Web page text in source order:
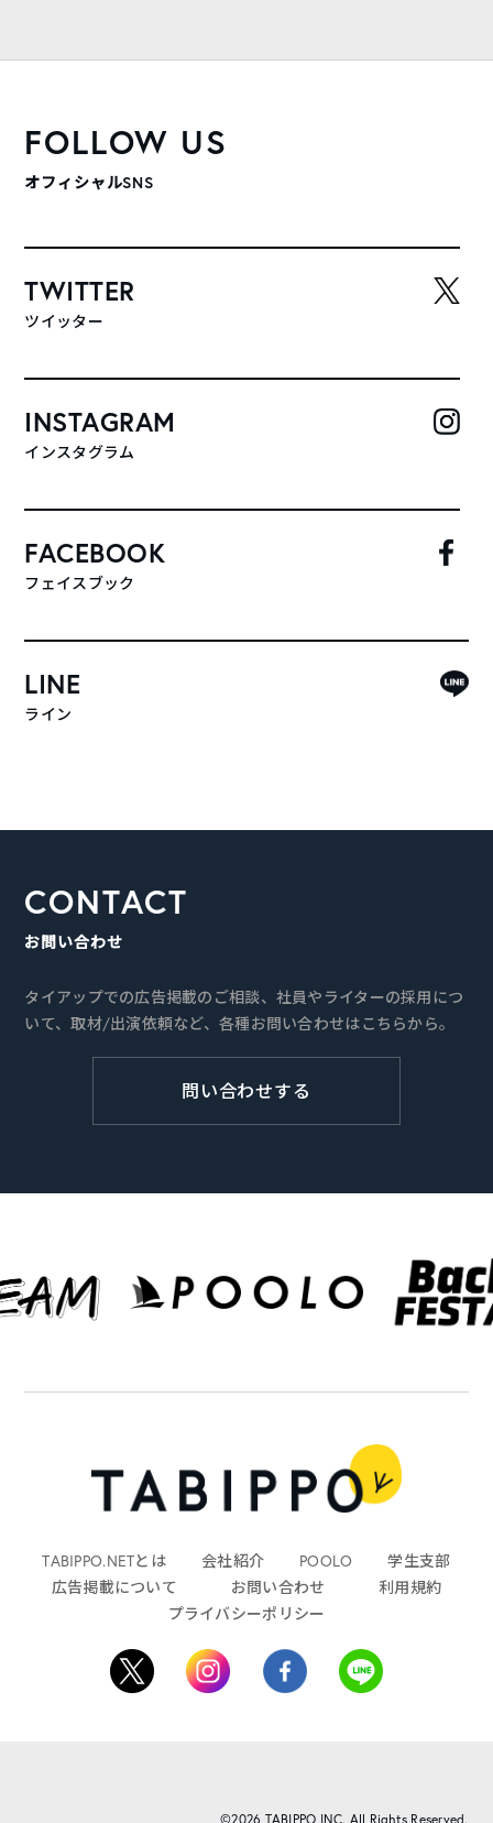
FOLLOW US
オフィシャルSNS
TWITTER
ツイッター
INSTAGRAM
インスタグラム
FACEBOOK
フェイスブック
LINE
ライン
CONTACT
お問い合わせ
タイアップでの広告掲載のご相談、社員やライターの採用につ
いて、取材/出演依頼など、各種お問い合わせはこちらから。
問い合わせする
TABIPPO.NETとは 会社紹介 POOLO
学生支部
広告掲載について
お問い合わせ
利用規約
プライバシーポリシー
©2026 TABIPPO INC. All Rights Reserved.